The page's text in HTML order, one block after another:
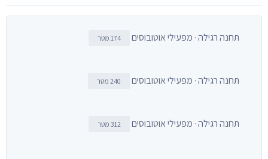
תחנה רגילה · מפעילי אוטובוסים 174 מטר
תחנה רגילה · מפעילי אוטובוסים 240 מטר
תחנה רגילה · מפעילי אוטובוסים 312 מטר